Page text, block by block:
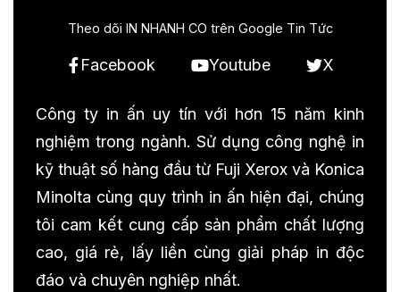
Theo dõi IN NHANH CO trên Google Tin Tức
Facebook Youtube X
Công ty in ấn uy tín với hơn 15 năm kinh
nghiệm trong ngành. Sử dụng công nghệ in
kỹ thuật số hàng đầu từ Fuji Xerox và Konica
Minolta cùng quy trình in ấn hiện đại, chúng
tôi cam kết cung cấp sản phẩm chất lượng
cao, giá rẻ, lấy liền cùng giải pháp in độc
đáo và chuyên nghiệp nhất.